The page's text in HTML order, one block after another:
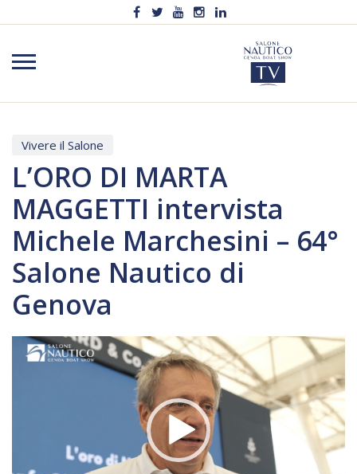
Vivere il Salone
L’ORO DI MARTA
MAGGETTI intervista
Michele Marchesini – 64°
Salone Nautico di
Genova
Video
Player